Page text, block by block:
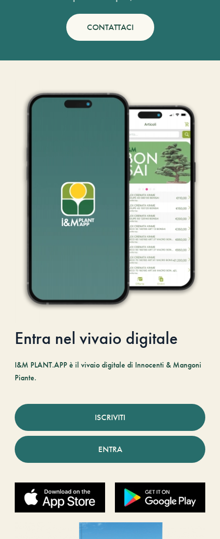
CONTATTACI
Entra nel vivaio digitale
I&M PLANT.APP è il vivaio digitale di Innocenti & Mangoni
Piante.
ISCRIVITI
ENTRA